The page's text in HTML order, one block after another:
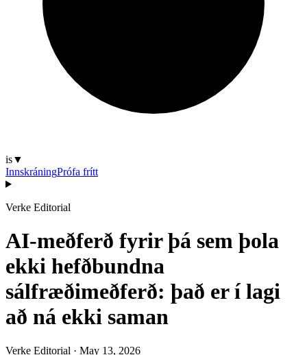
is▼
InnskráningPrófa frítt
Verke Editorial
AI-meðferð fyrir þá sem þola
ekki hefðbundna
sálfræðimeðferð: það er í lagi
að ná ekki saman
Verke Editorial · May 13, 2026